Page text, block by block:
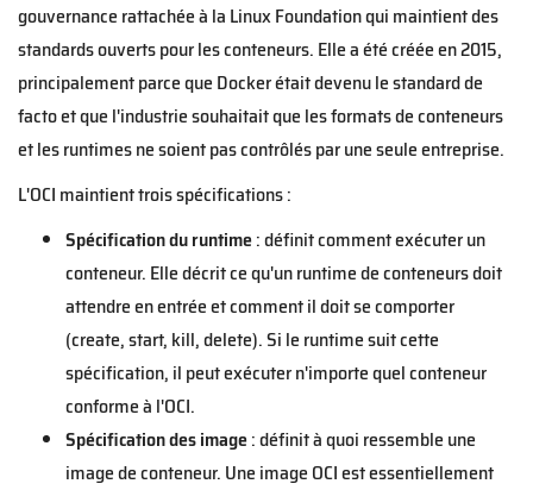
gouvernance rattachée à la Linux Foundation qui maintient des
standards ouverts pour les conteneurs. Elle a été créée en 2015,
principalement parce que Docker était devenu le standard de
facto et que l'industrie souhaitait que les formats de conteneurs
et les runtimes ne soient pas contrôlés par une seule entreprise.
L'OCI maintient trois spécifications :
Spécification du runtime: définit comment exécuter un
conteneur. Elle décrit ce qu'un runtime de conteneurs doit
attendre en entrée et comment il doit se comporter
(create, start, kill, delete). Si le runtime suit cette
spécification, il peut exécuter n'importe quel conteneur
conforme à l'OCI.
Spécification des image: définit à quoi ressemble une
image de conteneur. Une image OCI est essentiellement